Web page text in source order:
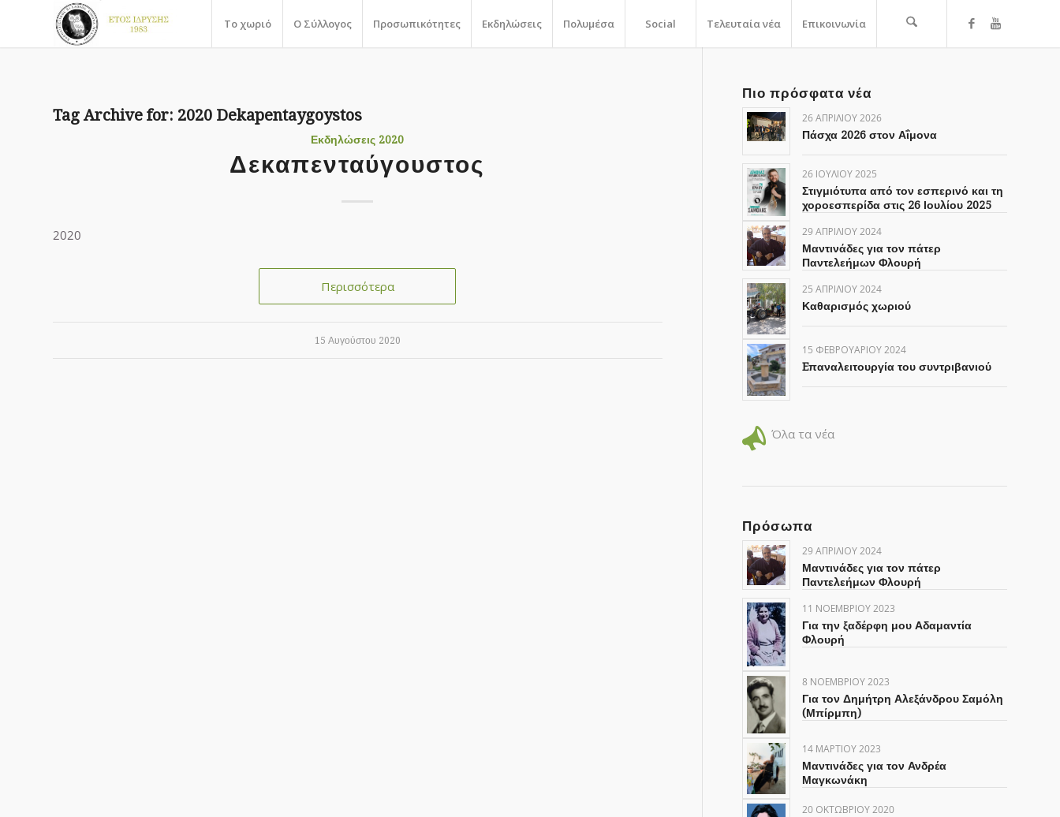
Το χωριό Ο Σύλλογος Προσωπικότητες Εκδηλώσεις Πολυμέσα Social Τελευταία νέα Επικοινωνία
Tag Archive for: 2020 Dekapentaygoystos
Εκδηλώσεις 2020
Δεκαπενταύγουστος
2020
Περισσότερα
15 Αυγούστου 2020
Πιο πρόσφατα νέα
26 ΑΠΡΙΛΊΟΥ 2026
Πάσχα 2026 στον Αΐμονα
26 ΙΟΥΛΊΟΥ 2025
Στιγμιότυπα από τον εσπερινό και τη
χοροεσπερίδα στις 26 Ιουλίου 2025
29 ΑΠΡΙΛΊΟΥ 2024
Μαντινάδες για τον πάτερ
Παντελεήμων Φλουρή
25 ΑΠΡΙΛΊΟΥ 2024
Καθαρισμός χωριού
15 ΦΕΒΡΟΥΑΡΊΟΥ 2024
Eπαναλειτουργία του συντριβανιού
Όλα τα νέα
Πρόσωπα
29 ΑΠΡΙΛΊΟΥ 2024
Μαντινάδες για τον πάτερ
Παντελεήμων Φλουρή
11 ΝΟΕΜΒΡΊΟΥ 2023
Για την ξαδέρφη μου Αδαμαντία
Φλουρή
8 ΝΟΕΜΒΡΊΟΥ 2023
Για τον Δημήτρη Αλεξάνδρου Σαμόλη
(Μπίρμπη)
14 ΜΑΡΤΊΟΥ 2023
Μαντινάδες για τον Ανδρέα
Μαγκωνάκη
20 ΟΚΤΩΒΡΊΟΥ 2020